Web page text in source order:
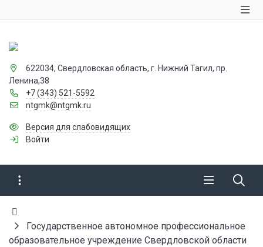
622034, Свердловская область, г. Нижний Тагил, пр.
Ленина,38
+7 (343) 521-5592
ntgmk@ntgmk.ru
Версия для слабовидящих
Войти
Государственное автономное профессиональное
образовательное учреждение Свердловской области